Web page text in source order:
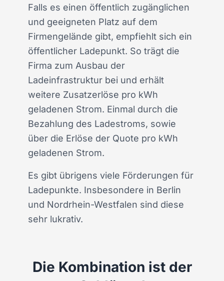
Falls es einen öffentlich zugänglichen
und geeigneten Platz auf dem
Firmengelände gibt, empfiehlt sich ein
öffentlicher Ladepunkt. So trägt die
Firma zum Ausbau der
Ladeinfrastruktur bei und erhält
weitere Zusatzerlöse pro kWh
geladenen Strom. Einmal durch die
Bezahlung des Ladestroms, sowie
über die Erlöse der Quote pro kWh
geladenen Strom.
Es gibt übrigens viele Förderungen für
Ladepunkte. Insbesondere in Berlin
und Nordrhein-Westfalen sind diese
sehr lukrativ.
Die Kombination ist der